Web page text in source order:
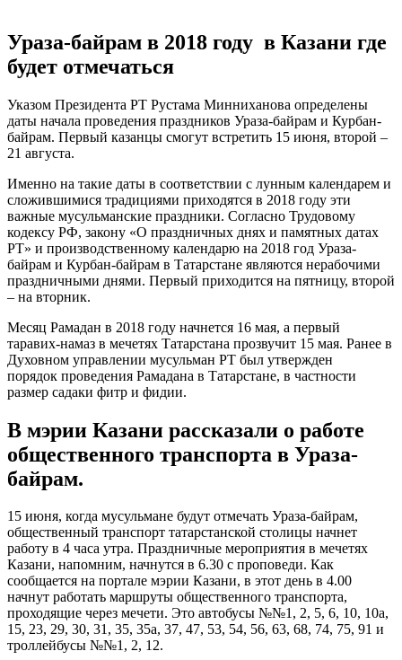
Ураза-байрам в 2018 году в Казани где
будет отмечаться
Указом Президента РТ Рустама Минниханова определены
даты начала проведения праздников Ураза-байрам и Курбан-
байрам. Первый казанцы смогут встретить 15 июня, второй –
21 августа.
Именно на такие даты в соответствии с лунным календарем и
сложившимися традициями приходятся в 2018 году эти
важные мусульманские праздники. Согласно Трудовому
кодексу РФ, закону «О праздничных днях и памятных датах
РТ» и производственному календарю на 2018 год Ураза-
байрам и Курбан-байрам в Татарстане являются нерабочими
праздничными днями. Первый приходится на пятницу, второй
– на вторник.
Месяц Рамадан в 2018 году начнется 16 мая, а первый
таравих-намаз в мечетях Татарстана прозвучит 15 мая. Ранее в
Духовном управлении мусульман РТ был утвержден
порядок проведения Рамадана в Татарстане, в частности
размер садаки фитр и фидии.
В мэрии Казани рассказали о работе
общественного транспорта в Ураза-
байрам.
15 июня, когда мусульмане будут отмечать Ураза-байрам,
общественный транспорт татарстанской столицы начнет
работу в 4 часа утра. Праздничные мероприятия в мечетях
Казани, напомним, начнутся в 6.30 с проповеди. Как
сообщается на портале мэрии Казани, в этот день в 4.00
начнут работать маршруты общественного транспорта,
проходящие через мечети. Это автобусы №№1, 2, 5, 6, 10, 10а,
15, 23, 29, 30, 31, 35, 35а, 37, 47, 53, 54, 56, 63, 68, 74, 75, 91 и
троллейбусы №№1, 2, 12.